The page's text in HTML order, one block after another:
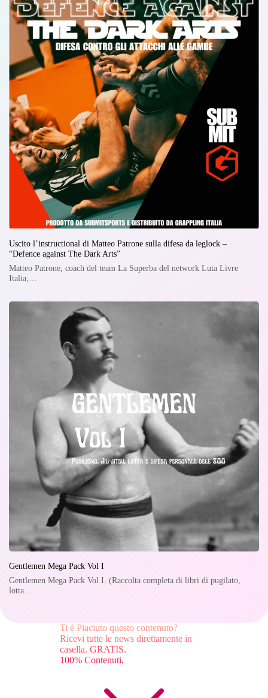
Uscito l’instructional di Matteo Patrone sulla difesa da leglock –
“Defence against The Dark Arts”
Matteo Patrone, coach del team La Superba del network Luta Livre
Italia,…
Gentlemen Mega Pack Vol I
Gentlemen Mega Pack Vol I. (Raccolta completa di libri di pugilato,
lotta…
Ti è Piaciuto questo contenuto?
Ricevi tutte le news direttamente in
casella. GRATIS.
100% Contenuti.